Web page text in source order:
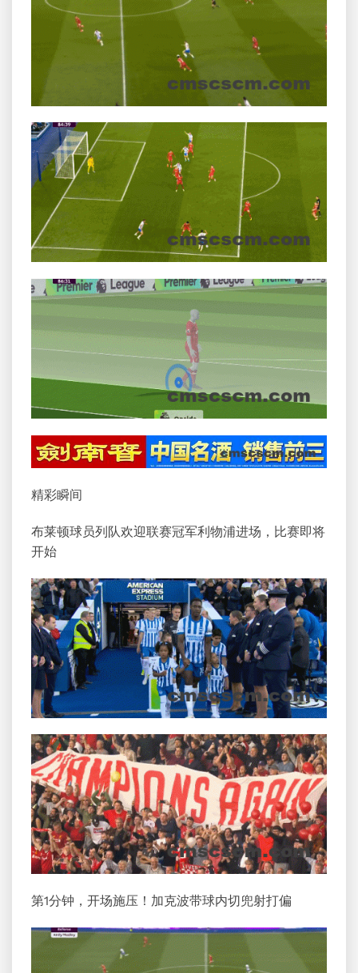
精彩瞬间
布莱顿球员列队欢迎联赛冠军利物浦进场，比赛即将
开始
第1分钟，开场施压！加克波带球内切兜射打偏